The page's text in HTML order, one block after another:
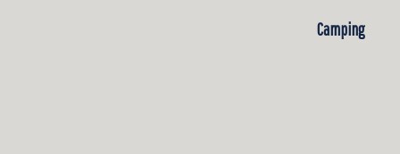
Camping